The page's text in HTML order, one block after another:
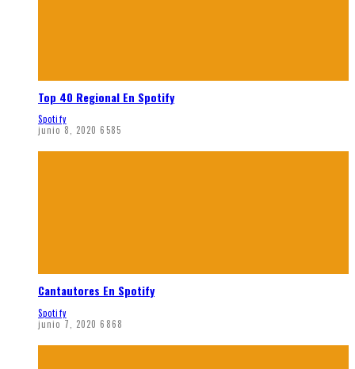
Top 40 Regional En Spotify
Spotify
junio 8, 2020 6585
Cantautores En Spotify
Spotify
junio 7, 2020 6868